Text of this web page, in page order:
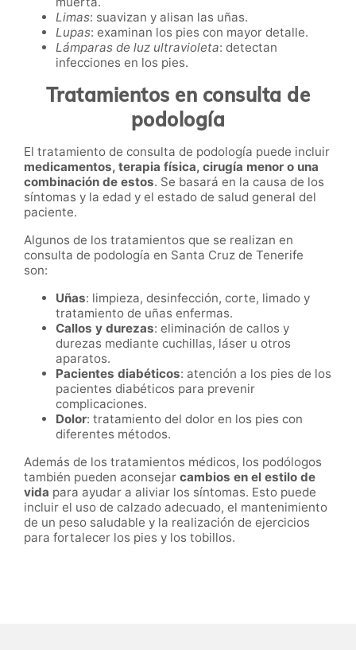
Limas: suavizan y alisan las uñas.
Lupas: examinan los pies con mayor detalle.
Lámparas de luz ultravioleta: detectan
infecciones en los pies.
Tratamientos en consulta de
podología
El tratamiento de consulta de podología puede incluir
medicamentos, terapia física, cirugía menor o una
combinación de estos. Se basará en la causa de los
síntomas y la edad y el estado de salud general del
paciente.
Algunos de los tratamientos que se realizan en
consulta de podología en Santa Cruz de Tenerife
son:
Uñas: limpieza, desinfección, corte, limado y
tratamiento de uñas enfermas.
Callos y durezas: eliminación de callos y
durezas mediante cuchillas, láser u otros
aparatos.
Pacientes diabéticos: atención a los pies de los
pacientes diabéticos para prevenir
complicaciones.
Dolor: tratamiento del dolor en los pies con
diferentes métodos.
Además de los tratamientos médicos, los podólogos
también pueden aconsejar cambios en el estilo de
vida para ayudar a aliviar los síntomas. Esto puede
incluir el uso de calzado adecuado, el mantenimiento
de un peso saludable y la realización de ejercicios
para fortalecer los pies y los tobillos.